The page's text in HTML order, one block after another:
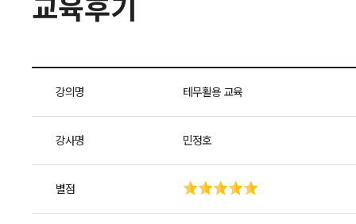
강의명 테무활용 교육
강사명 민정호
별점